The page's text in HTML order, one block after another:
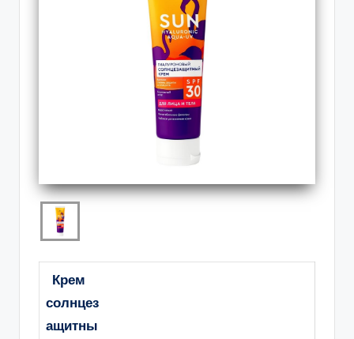
Крем
солнцез
ащитны